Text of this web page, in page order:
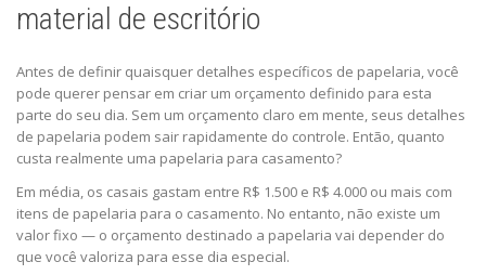
material de escritório
Antes de definir quaisquer detalhes específicos de papelaria, você
pode querer pensar em criar um orçamento definido para esta
parte do seu dia. Sem um orçamento claro em mente, seus detalhes
de papelaria podem sair rapidamente do controle. Então, quanto
custa realmente uma papelaria para casamento?
Em média, os casais gastam entre R$ 1.500 e R$ 4.000 ou mais com
itens de papelaria para o casamento. No entanto, não existe um
valor fixo — o orçamento destinado a papelaria vai depender do
que você valoriza para esse dia especial.